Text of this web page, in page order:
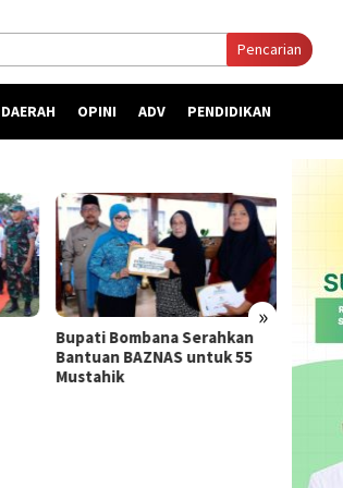
Pencarian
DAERAH OPINI ADV PENDIDIKAN
»
Bupati Bombana Serahkan
Bantuan BAZNAS untuk 55
Mustahik